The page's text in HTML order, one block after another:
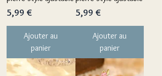
Prix
5,99 €
Ajouter au
panier
Prix
5,99 €
Ajouter au
panier